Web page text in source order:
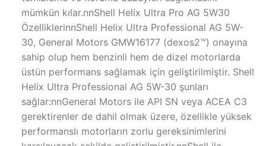
mümkün kılar.nnShell Helix Ultra Pro AG 5W30
ÖzelliklerinnShell Helix Ultra Professional AG 5W-
30, General Motors GMW16177 (dexos2™) onayına
sahip olup hem benzinli hem de dizel motorlarda
üstün performans sağlamak için geliştirilmiştir. Shell
Helix Ultra Professional AG 5W-30 şunları
sağlar:nnGeneral Motors ile API SN veya ACEA C3
gerektirenler de dahil olmak üzere, özellikle yüksek
performanslı motorların zorlu gereksinimlerini